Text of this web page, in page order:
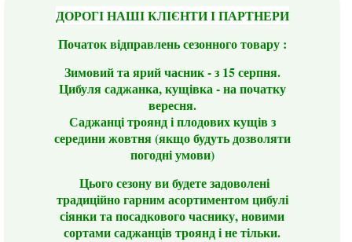
ДОРОГІ НАШІ КЛІЄНТИ І ПАРТНЕРИ
Початок відправлень сезонного товару :
Зимовий та ярий часник - з 15 серпня.
Цибуля саджанка, кущівка - на початку
вересня.
Саджанці троянд і плодових кущів з
середини жовтня (якщо будуть дозволяти
погодні умови)
Цього сезону ви будете задоволені
традиційно гарним асортиментом цибулі
сіянки та посадкового часнику, новими
сортами саджанців троянд і не тільки.